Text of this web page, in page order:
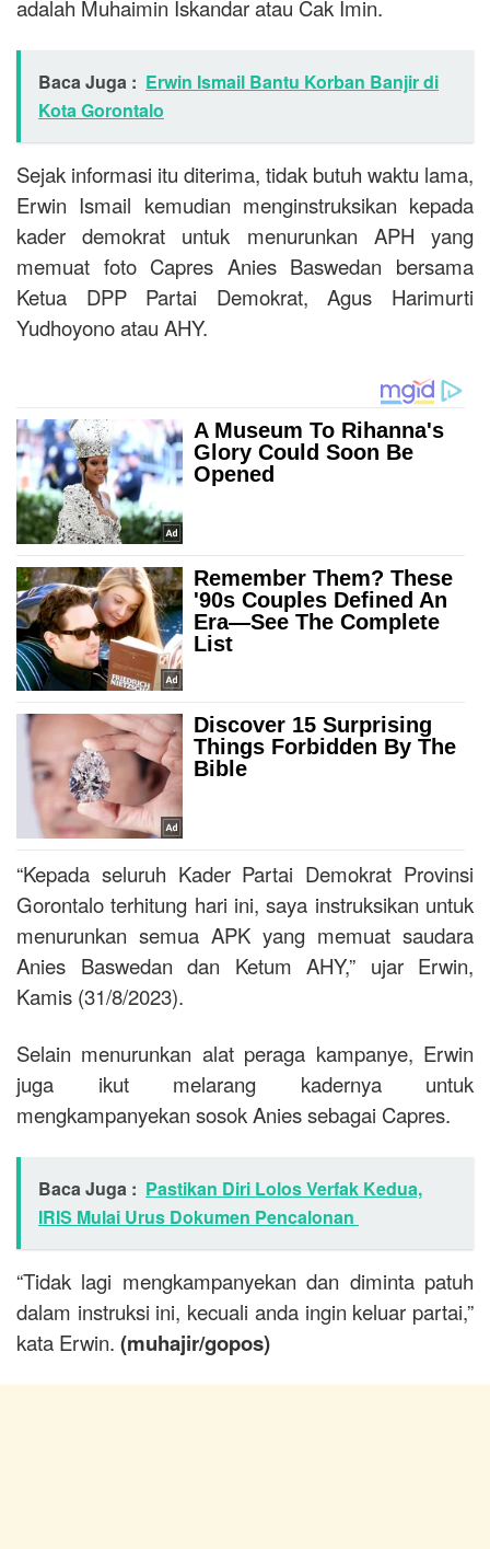
adalah Muhaimin Iskandar atau Cak Imin.
Baca Juga : Erwin Ismail Bantu Korban Banjir di
Kota Gorontalo
Sejak informasi itu diterima, tidak butuh waktu lama,
Erwin Ismail kemudian menginstruksikan kepada
kader demokrat untuk menurunkan APH yang
memuat foto Capres Anies Baswedan bersama
Ketua DPP Partai Demokrat, Agus Harimurti
Yudhoyono atau AHY.
“Kepada seluruh Kader Partai Demokrat Provinsi
Gorontalo terhitung hari ini, saya instruksikan untuk
menurunkan semua APK yang memuat saudara
Anies Baswedan dan Ketum AHY,” ujar Erwin,
Kamis (31/8/2023).
Selain menurunkan alat peraga kampanye, Erwin
juga ikut melarang kadernya untuk
mengkampanyekan sosok Anies sebagai Capres.
Baca Juga : Pastikan Diri Lolos Verfak Kedua,
IRIS Mulai Urus Dokumen Pencalonan
“Tidak lagi mengkampanyekan dan diminta patuh
dalam instruksi ini, kecuali anda ingin keluar partai,”
kata Erwin. (muhajir/gopos)